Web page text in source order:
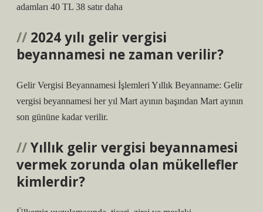
adamları 40 TL 38 satır daha
2024 yılı gelir vergisi
beyannamesi ne zaman verilir?
Gelir Vergisi Beyannamesi İşlemleri Yıllık Beyanname: Gelir
vergisi beyannamesi her yıl Mart ayının başından Mart ayının
son gününe kadar verilir.
Yıllık gelir vergisi beyannamesi
vermek zorunda olan mükellefler
kimlerdir?